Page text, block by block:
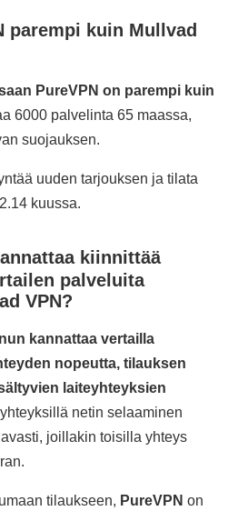
parempi kuin Mullvad
PureVPN on parempi kuin
6000 palvelinta 65 maassa,
suojauksen.
uuden tarjouksen ja tilata
kuussa.
kiinnittää
palveluita
VPN?
kannattaa vertailla
nopeutta, tilauksen
laiteyhteyksien
netin selaaminen
joillakin toisilla yhteys
tilaukseen, PureVPN on